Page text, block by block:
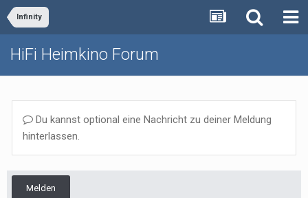
Infinity
HiFi Heimkino Forum
Du kannst optional eine Nachricht zu deiner Meldung
hinterlassen.
Melden